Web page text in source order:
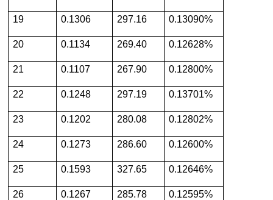
19 0.1306 297.16 0.13090%
20 0.1134 269.40 0.12628%
21 0.1107 267.90 0.12800%
22 0.1248 297.19 0.13701%
23 0.1202 280.08 0.12802%
24 0.1273 286.60 0.12600%
25 0.1593 327.65 0.12646%
26 0.1267 285.78 0.12595%